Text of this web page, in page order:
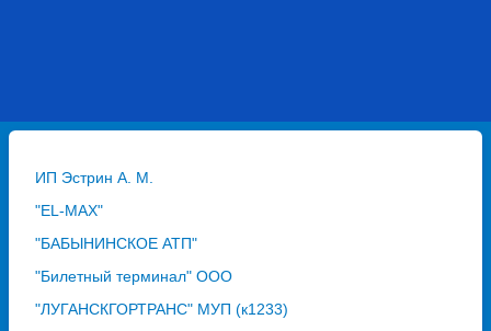
ИП Эстрин А. М.
"EL-MAX"
"БАБЫНИНСКОЕ АТП"
"Билетный терминал" ООО
"ЛУГАНСКГОРТРАНС" МУП (к1233)